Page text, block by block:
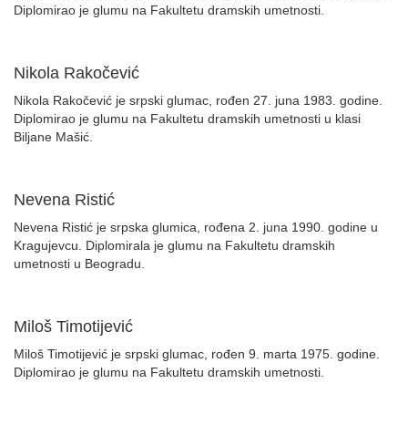
Diplomirao je glumu na Fakultetu dramskih umetnosti.
Nikola Rakočević
Nikola Rakočević je srpski glumac, rođen 27. juna 1983. godine.
Diplomirao je glumu na Fakultetu dramskih umetnosti u klasi
Biljane Mašić.
Nevena Ristić
Nevena Ristić je srpska glumica, rođena 2. juna 1990. godine u
Kragujevcu. Diplomirala je glumu na Fakultetu dramskih
umetnosti u Beogradu.
Miloš Timotijević
Miloš Timotijević je srpski glumac, rođen 9. marta 1975. godine.
Diplomirao je glumu na Fakultetu dramskih umetnosti.